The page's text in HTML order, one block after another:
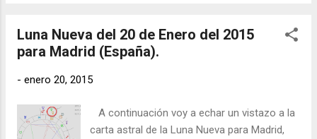
Luna Nueva del 20 de Enero del 2015
para Madrid (España).
- enero 20, 2015
A continuación voy a echar un vistazo a la
carta astral de la Luna Nueva para Madrid,